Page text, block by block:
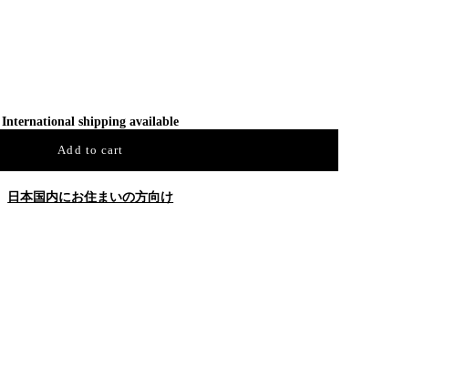
International shipping available
Add to cart
日本国内にお住まいの方向け